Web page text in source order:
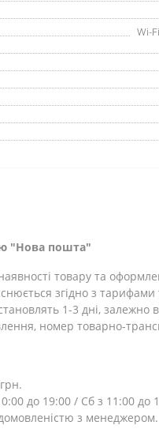
Wi-
"Нова пошта"
товару та
згідно з тарифами
1-3 дні, залежно
номер товарно-
до 19:00 / Сб з 11:00 до
з менеджером.